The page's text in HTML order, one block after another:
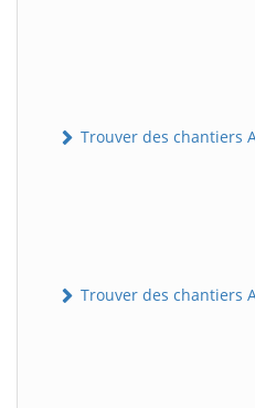
Trouver des chantiers
Trouver des chantiers